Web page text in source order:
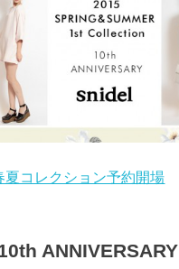
夏コレクション予約開場
ANNIVERSARY